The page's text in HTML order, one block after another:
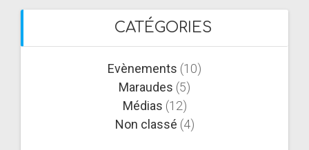
CATÉGORIES
Evènements (10)
Maraudes (5)
Médias (12)
Non classé (4)